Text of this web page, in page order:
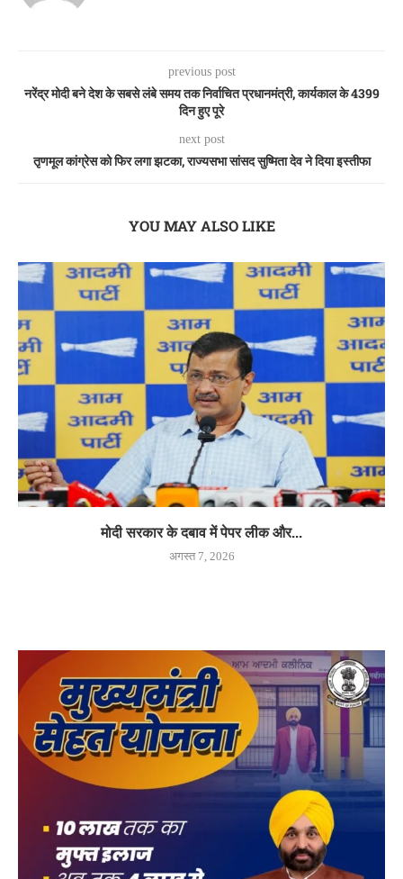
previous post
नरेंद्र मोदी बने देश के सबसे लंबे समय तक निर्वाचित प्रधानमंत्री, कार्यकाल के 4399
दिन हुए पूरे
next post
तृणमूल कांग्रेस को फिर लगा झटका, राज्यसभा सांसद सुष्मिता देव ने दिया इस्तीफा
YOU MAY ALSO LIKE
मोदी सरकार के दबाव में पेपर लीक और...
अगस्त 7, 2026